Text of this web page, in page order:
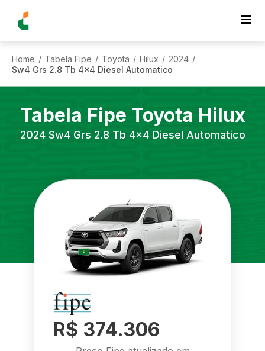
Home / Tabela Fipe / Toyota / Hilux / 2024 /
Sw4 Grs 2.8 Tb 4x4 Diesel Automatico
Tabela Fipe Toyota Hilux
2024 Sw4 Grs 2.8 Tb 4x4 Diesel Automatico
R$ 374.306